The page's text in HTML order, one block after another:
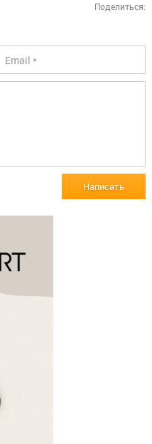
Поделиться:
Написать